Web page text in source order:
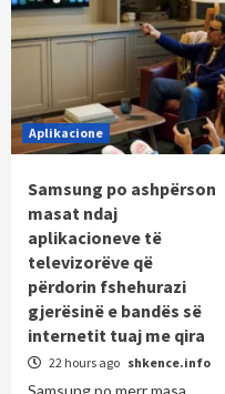
Aplikacione
Samsung po ashpërson
masat ndaj
aplikacioneve të
televizorëve që
përdorin fshehurazi
gjerësinë e bandës së
internetit tuaj me qira
22 hours ago shkence.info
Samsung po merr masa